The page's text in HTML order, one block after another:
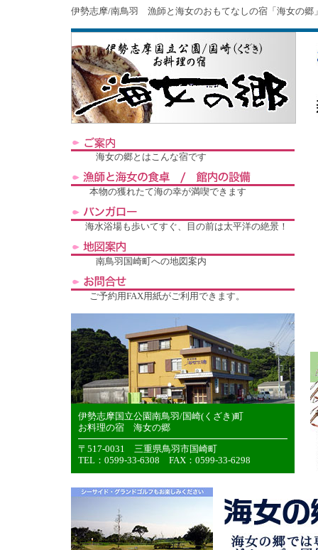
伊勢志摩/南鳥羽 漁師と海女のおもてなしの宿「海女の郷
海女の郷とはこんな宿です
本物の獲れたて海の幸が満喫できます
海水浴場も歩いてすぐ、目の前は太平洋の絶景！
南鳥羽国崎町への地図案内
ご予約用FAX用紙がご利用できます。
伊勢志摩国立公園南鳥羽/国崎(くざき)町
お料理の宿 海女の郷
〒517-0031 三重県鳥羽市国崎町
TEL：0599-33-6308 FAX：0599-33-6298